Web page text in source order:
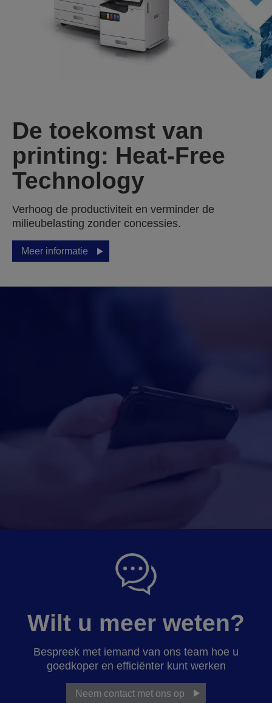
De toekomst van
printing: Heat-Free
Technology
Verhoog de productiviteit en verminder de
milieubelasting zonder concessies.
Meer informatie
Wilt u meer weten?
Bespreek met iemand van ons team hoe u
goedkoper en efficiënter kunt werken
Neem contact met ons op